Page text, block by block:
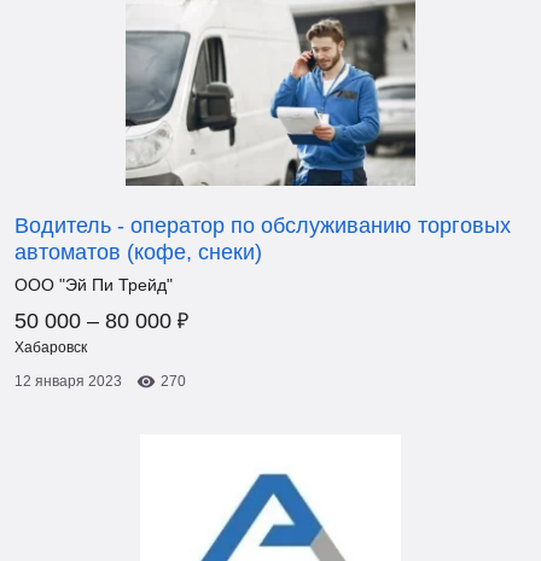
Водитель - оператор по обслуживанию торговых
автоматов (кофе, снеки)
ООО "Эй Пи Трейд"
50 000 – 80 000 ₽
Хабаровск
12 января 2023
270